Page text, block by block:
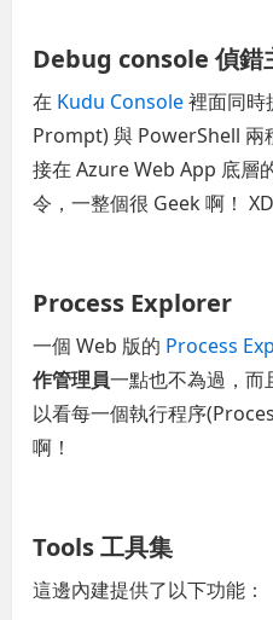
Debug console 偵錯
在 Kudu Console裡面同
Prompt) 與 PowerShell 兩
接在 Azure Web App 底層
令，一整個很 Geek 啊！ XD
Process Explorer
一個 Web 版的 Process
作管理員一點也不為過，而
以看每一個執行程序
啊！
Tools 工具集
這邊內建提供了以下功能：